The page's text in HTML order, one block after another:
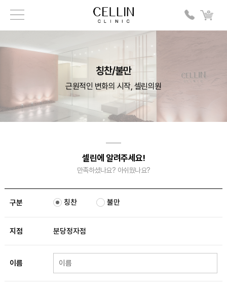
칭찬/불만
근원적인 변화의 시작, 셀린의원
셀린에 알려주세요!
만족하셨나요? 아쉬웠나요?
구분 칭찬 불만
지점 분당정자점
이름